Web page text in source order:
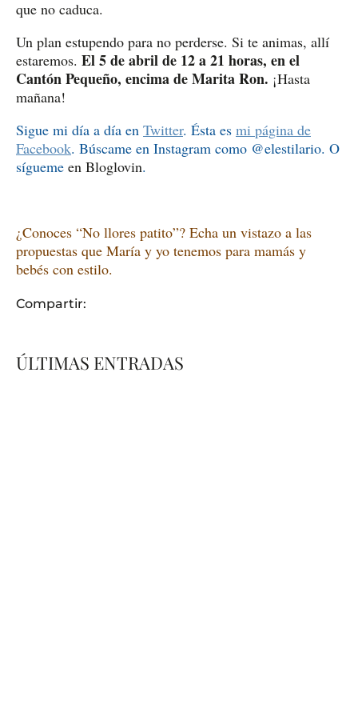
que no caduca.
Un plan estupendo para no perderse. Si te animas, allí
estaremos. El 5 de abril de 12 a 21 horas, en el
Cantón Pequeño, encima de Marita Ron. ¡Hasta
mañana!
Sigue mi día a día en Twitter. Ésta es mi página de
Facebook. Búscame en Instagram como @elestilario. O
sígueme en Bloglovin.
¿Conoces “No llores patito”? Echa un vistazo a las
propuestas que María y yo tenemos para mamás y
bebés con estilo.
Compartir:
ÚLTIMAS ENTRADAS